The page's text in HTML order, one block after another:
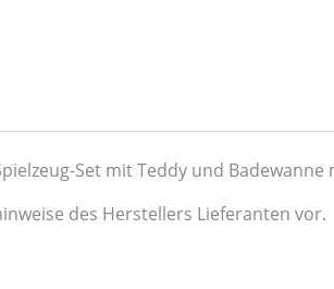
Set mit Teddy und
des Herstellers Lieferanten vor.